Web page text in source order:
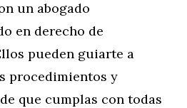
un abogado
en derecho de
pueden guiarte a
procedimientos y
que cumplas con todas